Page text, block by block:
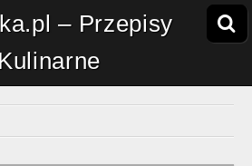
– Przepisy
Kulinarne